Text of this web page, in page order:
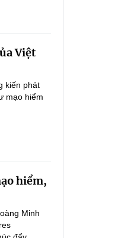
Việt
kiến phát
mạo hiểm
hiểm,
Minh